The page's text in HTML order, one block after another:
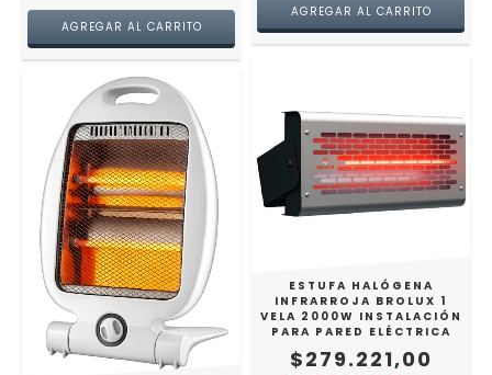
ESTUFA HALÓGENA
INFRARROJA BROLUX 1
VELA 2000W INSTALACIÓN
PARA PARED ELÉCTRICA
$279.221,00